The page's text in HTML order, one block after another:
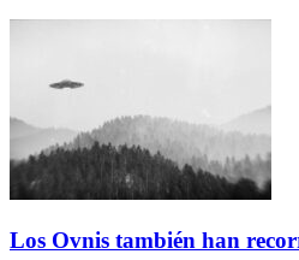
Los Ovnis también han